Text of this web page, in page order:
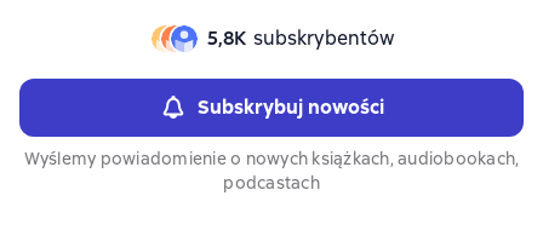
5,8К subskrybentów
Subskrybuj nowości
Wyślemy powiadomienie o nowych książkach, audiobookach,
podcastach